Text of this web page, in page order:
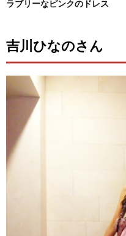
ラブリーなピンクのドレス
吉川ひなのさん